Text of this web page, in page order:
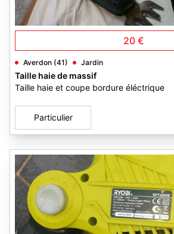
20 €
Averdon (41) Jardin
Taille haie de massif
Taille haie et coupe bordure éléctrique
Particulier